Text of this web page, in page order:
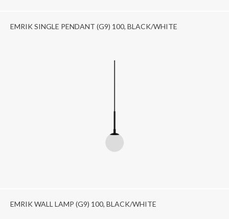
EMRIK SINGLE PENDANT (G9) 100, BLACK/WHITE
EMRIK WALL LAMP (G9) 100, BLACK/WHITE